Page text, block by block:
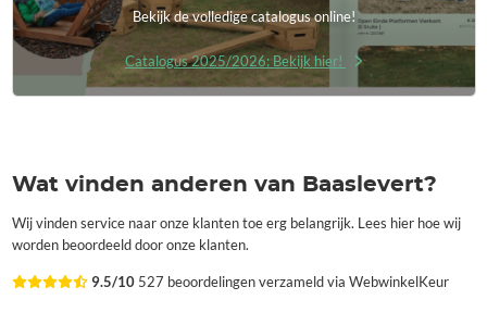
Bekijk de volledige catalogus online!
Catalogus 2025/2026: Bekijk hier!
Wat vinden anderen van Baaslevert?
Wij vinden service naar onze klanten toe erg belangrijk. Lees hier hoe wij
worden beoordeeld door onze klanten.
9.5/10 527 beoordelingen verzameld via WebwinkelKeur